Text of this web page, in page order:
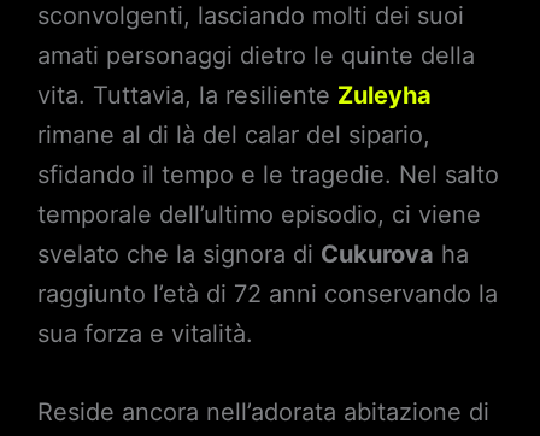
sconvolgenti, lasciando molti dei suoi
amati personaggi dietro le quinte della
vita. Tuttavia, la resiliente Zuleyha
rimane al di là del calar del sipario,
sfidando il tempo e le tragedie. Nel salto
temporale dell’ultimo episodio, ci viene
svelato che la signora di Cukurova ha
raggiunto l’età di 72 anni conservando la
sua forza e vitalità.
Reside ancora nell’adorata abitazione di